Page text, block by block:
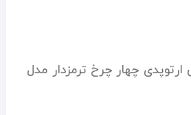
ارتوپدی چهار چرخ ترمزدار مدل